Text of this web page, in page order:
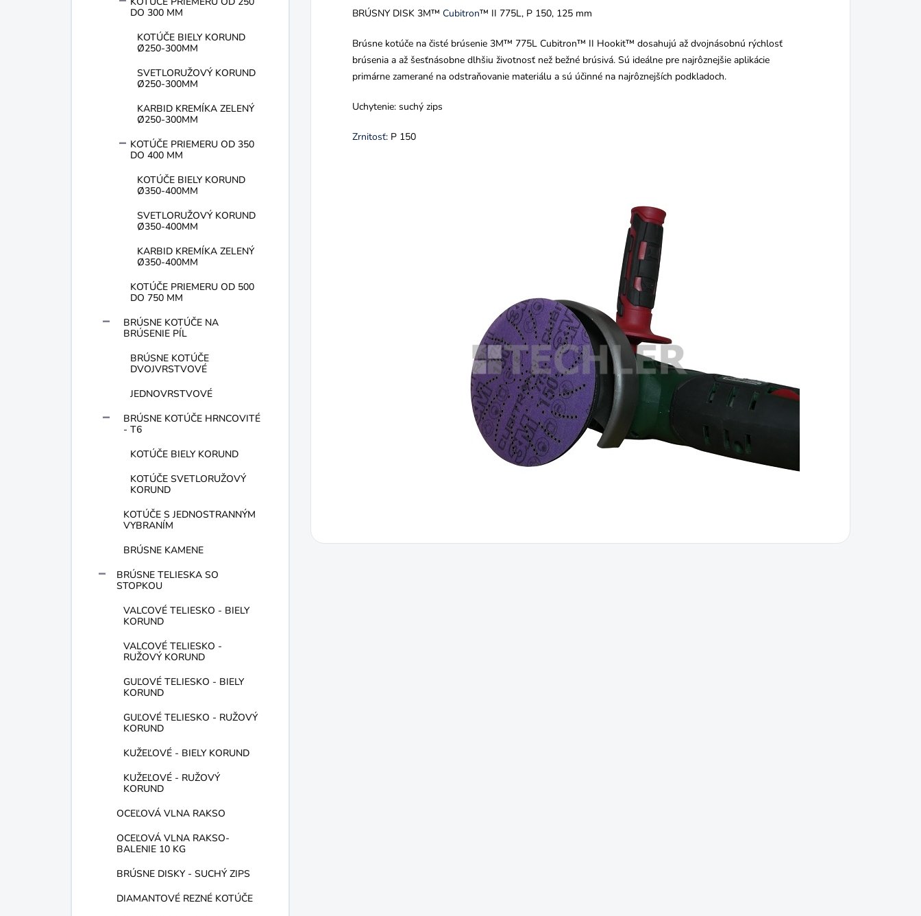
DO 300 MM
KOTÚČE BIELY KORUND
Ø250-300MM
SVETLORUŽOVÝ KORUND
Ø250-300MM
KARBID KREMÍKA ZELENÝ
Ø250-300MM
KOTÚČE PRIEMERU OD 350
DO 400 MM
KOTÚČE BIELY KORUND
Ø350-400MM
SVETLORUŽOVÝ KORUND
Ø350-400MM
KARBID KREMÍKA ZELENÝ
Ø350-400MM
KOTÚČE PRIEMERU OD 500
DO 750 MM
BRÚSNE KOTÚČE NA
BRÚSENIE PÍL
BRÚSNE KOTÚČE
DVOJVRSTVOVÉ
JEDNOVRSTVOVÉ
BRÚSNE KOTÚČE HRNCOVITÉ
- T6
KOTÚČE BIELY KORUND
KOTÚČE SVETLORUŽOVÝ
KORUND
KOTÚČE S JEDNOSTRANNÝM
VYBRANÍM
BRÚSNE KAMENE
BRÚSNE TELIESKA SO
STOPKOU
VALCOVÉ TELIESKO - BIELY
KORUND
VALCOVÉ TELIESKO -
RUŽOVÝ KORUND
GUĽOVÉ TELIESKO - BIELY
KORUND
GUĽOVÉ TELIESKO - RUŽOVÝ
KORUND
KUŽEĽOVÉ - BIELY KORUND
KUŽEĽOVÉ - RUŽOVÝ
KORUND
OCEĽOVÁ VLNA RAKSO
OCEĽOVÁ VLNA RAKSO-
BALENIE 10 KG
BRÚSNE DISKY - SUCHÝ ZIPS
DIAMANTOVÉ REZNÉ KOTÚČE
BRÚSNY DISK 3M™ Cubitron™ II 775L, P 150, 125 mm
Brúsne kotúče na čisté brúsenie 3M™ 775L Cubitron™ II Hookit™ dosahujú až dvojnásobnú rýchlosť
brúsenia a až šesťnásobne dlhšiu životnosť než bežné brúsivá. Sú ideálne pre najrôznejšie aplikácie
primárne zamerané na odstraňovanie materiálu a sú účinné na najrôznejších podkladoch.
Uchytenie: suchý zips
Zrnitosť: P 150